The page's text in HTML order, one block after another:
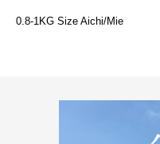
0.8-1KG Size Aichi/Mie